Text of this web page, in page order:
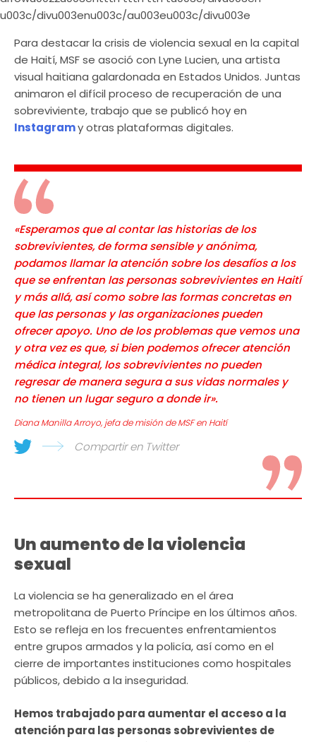
u003c/divu003enu003c/au003eu003c/divu003e
Para destacar la crisis de violencia sexual en la capital
de Haití, MSF se asoció con Lyne Lucien, una artista
visual haitiana galardonada en Estados Unidos. Juntas
animaron el difícil proceso de recuperación de una
sobreviviente, trabajo que se publicó hoy en
Instagramy otras plataformas digitales.
«Esperamos que al contar las historias de los
sobrevivientes, de forma sensible y anónima,
podamos llamar la atención sobre los desafíos a los
que se enfrentan las personas sobrevivientes en Haití
y más allá, así como sobre las formas concretas en
que las personas y las organizaciones pueden
ofrecer apoyo. Uno de los problemas que vemos una
y otra vez es que, si bien podemos ofrecer atención
médica integral, los sobrevivientes no pueden
regresar de manera segura a sus vidas normales y
no tienen un lugar seguro a donde ir».
Diana Manilla Arroyo, jefa de misión de MSF en Haití
Compartir en Twitter
Un aumento de la violencia
sexual
La violencia se ha generalizado en el área
metropolitana de Puerto Príncipe en los últimos años.
Esto se refleja en los frecuentes enfrentamientos
entre grupos armados y la policía, así como en el
cierre de importantes instituciones como hospitales
públicos, debido a la inseguridad.
Hemos trabajado para aumentar el acceso a la
atención para las personas sobrevivientes de